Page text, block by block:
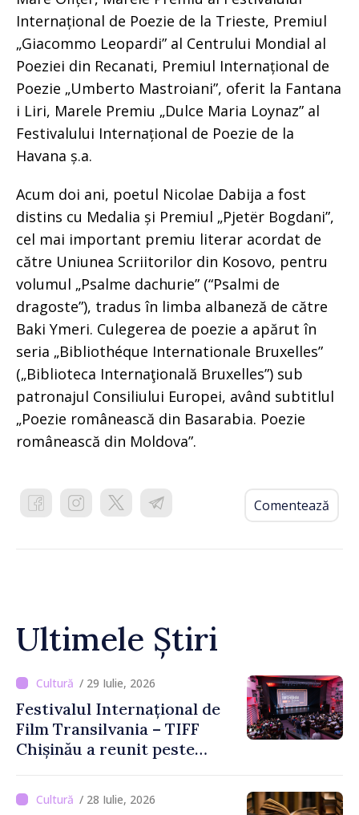
Internațional de Poezie de la Trieste, Premiul
„Giacommo Leopardi” al Centrului Mondial al
Poeziei din Recanati, Premiul Internațional de
Poezie „Umberto Mastroiani”, oferit la Fantana
i Liri, Marele Premiu „Dulce Maria Loynaz” al
Festivalului Internațional de Poezie de la
Havana ș.a.
Acum doi ani, poetul Nicolae Dabija a fost
distins cu Medalia și Premiul „Pjetër Bogdani”,
cel mai important premiu literar acordat de
către Uniunea Scriitorilor din Kosovo, pentru
volumul „Psalme dachurie” (“Psalmi de
dragoste”), tradus în limba albaneză de către
Baki Ymeri. Culegerea de poezie a apărut în
seria „Bibliothéque Internationale Bruxelles”
(„Biblioteca Internaţională Bruxelles”) sub
patronajul Consiliului Europei, având subtitlul
„Poezie românească din Basarabia. Poezie
românească din Moldova”.
Comentează
Ultimele Știri
/ 29 Iulie, 2026
Festivalul Internațional de
Film Transilvania – TIFF
Chișinău a reunit peste
de-a șasea ediție
/ 28 Iulie, 2026